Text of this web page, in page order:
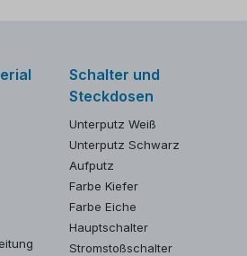
Schalter und
Steckdosen
Unterputz Weiß
Unterputz Schwarz
Aufputz
Farbe Kiefer
Farbe Eiche
Hauptschalter
Stromstoßschalter